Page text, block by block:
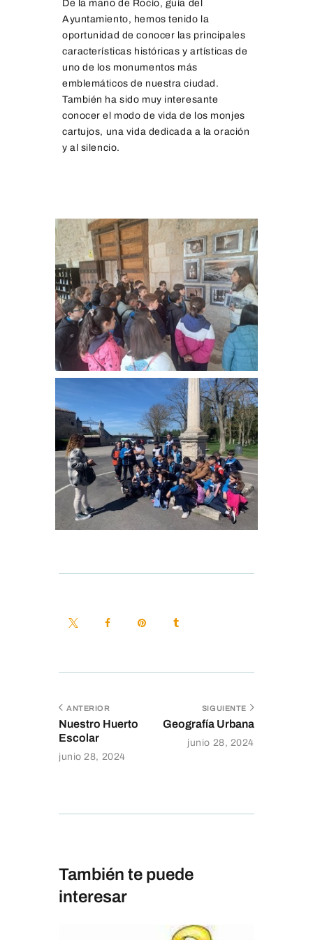
De la mano de Rocío, guía del
Ayuntamiento, hemos tenido la
oportunidad de conocer las principales
características históricas y artísticas de
uno de los monumentos más
emblemáticos de nuestra ciudad.
También ha sido muy interesante
conocer el modo de vida de los monjes
cartujos, una vida dedicada a la oración
y al silencio.
ANTERIOR
Nuestro Huerto
Escolar
junio 28, 2024
SIGUIENTE
Geografía Urbana
junio 28, 2024
También te puede
interesar